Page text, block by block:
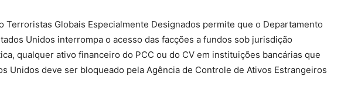
Terroristas Globais Especialmente Designados permite que o Departamento
Unidos interrompa o acesso das facções a fundos sob jurisdição
qualquer ativo financeiro do PCC ou do CV em instituições bancárias que
Unidos deve ser bloqueado pela Agência de Controle de Ativos Estrangeiros